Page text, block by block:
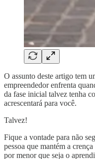
O assunto deste artigo tem
empreendedor enfrenta
da fase inicial talvez tenha
acrescentará para você.
Talvez!
Fique a vontade para não
pessoa que mantém a
por menor que seja o